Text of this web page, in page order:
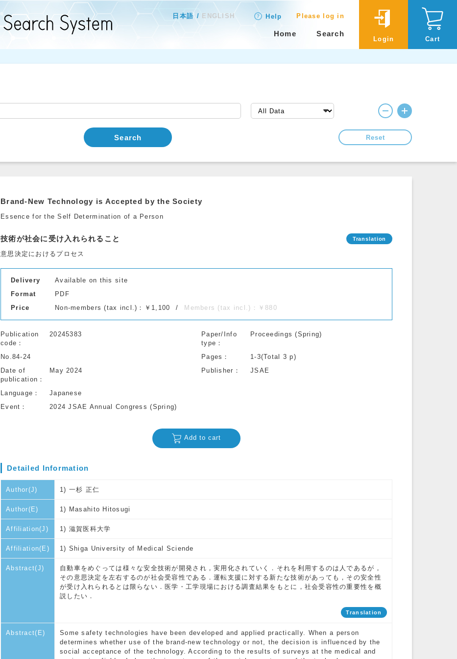
日本語 ENGLISH Help Please log in
Home Search
Login Cart
Search Reset
Brand-New Technology is Accepted by the Society
Essence for the Self Determination of a Person
技術が社会に受け入れられること
意思決定におけるプロセス
Delivery
Available on this site
Format
PDF
Price
Non-members (tax incl.)：￥1,100 Members (tax incl.)：￥880
Publication
code
20245383
Paper/Info
type
Proceedings (Spring)
No.84-24 Pages
1-3(Total 3 p)
Date of
publication
May 2024 Publisher JSAE
Language
Japanese
Event
2024 JSAE Annual Congress (Spring)
Add to cart
Detailed Information
Author(J) 1) 一杉 正仁
Author(E) 1) Masahito Hitosugi
Affiliation(J) 1) 滋賀医科大学
Affiliation(E) 1) Shiga University of Medical Sciende
Abstract(J)
自動車をめぐっては様々な安全技術が開発され，実用化されていく．それを利用するのは人であるが，
その意思決定を左右するのが社会受容性である．運転支援に対する新たな技術があっても，その安全性
が受け入れられるとは限らない．医学・工学現場における調査結果をもとに，社会受容性の重要性を概
説したい．
Translation
Abstract(E)
Some safety technologies have been developed and applied practically. When a person
determines whether use of the brand-new technology or not, the decision is influenced by the
social acceptance of the technology. According to the results of surveys at the medical and